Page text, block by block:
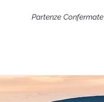
Partenze Confermate